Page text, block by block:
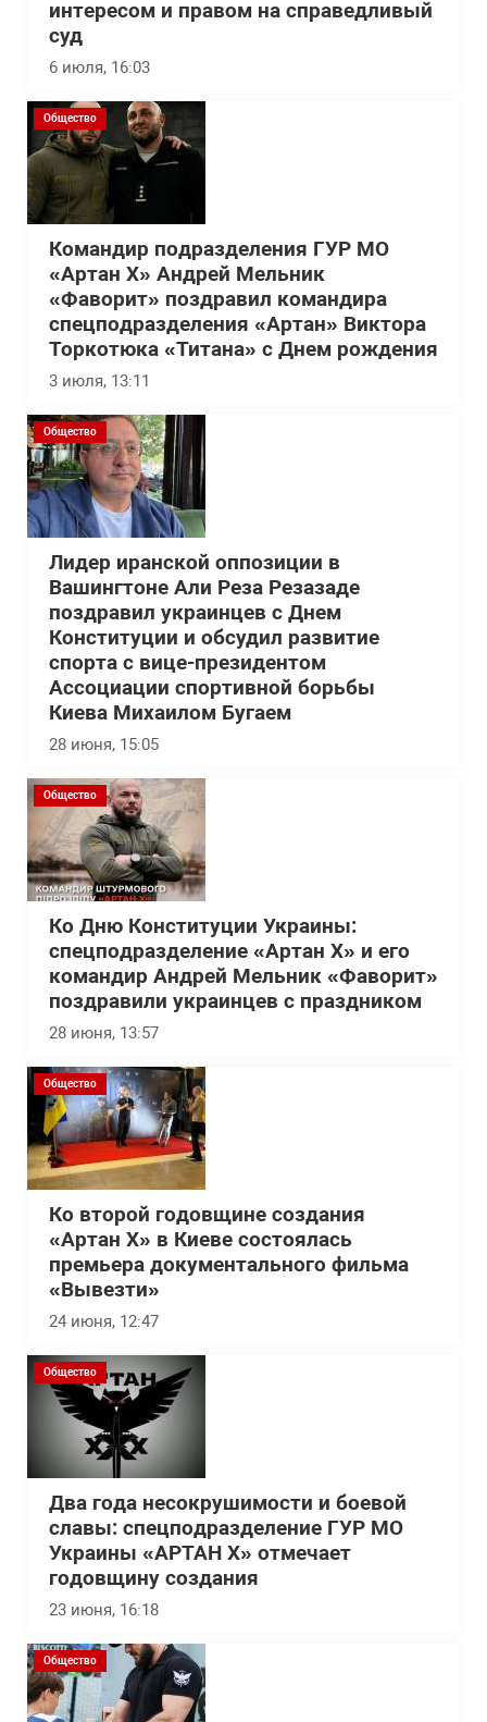
интересом и правом на справедливый
суд
6 июля, 16:03
Общество
Командир подразделения ГУР МО
«Артан Х» Андрей Мельник
«Фаворит» поздравил командира
спецподразделения «Артан» Виктора
Торкотюка «Титана» с Днем рождения
3 июля, 13:11
Общество
Лидер иранской оппозиции в
Вашингтоне Али Реза Резазаде
поздравил украинцев с Днем
Конституции и обсудил развитие
спорта с вице-президентом
Ассоциации спортивной борьбы
Киева Михаилом Бугаем
28 июня, 15:05
Общество
Ко Дню Конституции Украины:
спецподразделение «Артан Х» и его
командир Андрей Мельник «Фаворит»
поздравили украинцев с праздником
28 июня, 13:57
Общество
Ко второй годовщине создания
«Артан Х» в Киеве состоялась
премьера документального фильма
«Вывезти»
24 июня, 12:47
Общество
Два года несокрушимости и боевой
славы: спецподразделение ГУР МО
Украины «АРТАН Х» отмечает
годовщину создания
23 июня, 16:18
Общество